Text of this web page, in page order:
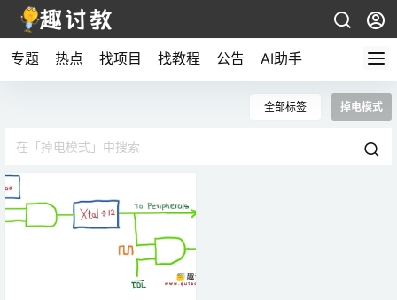
专题 热点 找项目 找教程 公告 AI助手
全部标签 掉电模式